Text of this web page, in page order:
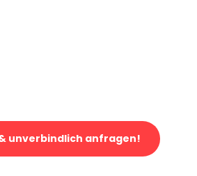
unverbindlich anfragen!